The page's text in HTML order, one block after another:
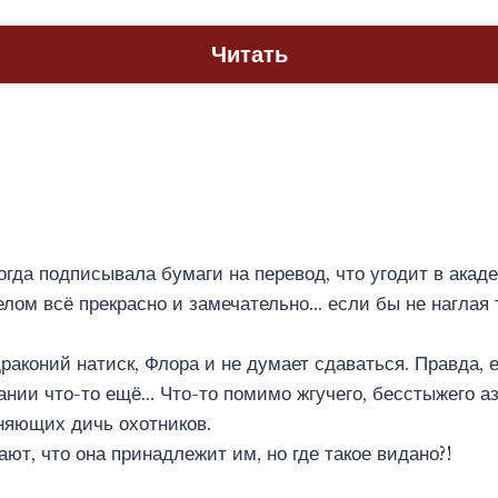
Читать
подписывала бумаги на перевод, что угодит в
всё прекрасно и замечательно… если бы не наглая
натиск, Флора и не думает сдаваться. Правда,
что-то ещё… Что-то помимо жгучего, бесстыжего
дичь охотников.
что она принадлежит им, но где такое видано?!